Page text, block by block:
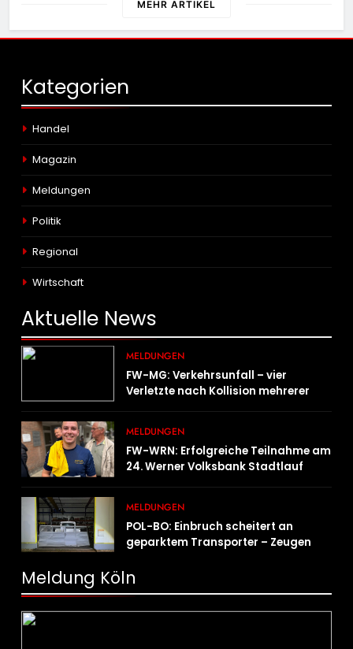
MEHR ARTIKEL
Kategorien
Handel
Magazin
Meldungen
Politik
Regional
Wirtschaft
Aktuelle News
MELDUNGEN
FW-MG: Verkehrsunfall – vier
Verletzte nach Kollision mehrerer
MELDUNGEN
FW-WRN: Erfolgreiche Teilnahme am
24. Werner Volksbank Stadtlauf
MELDUNGEN
POL-BO: Einbruch scheitert an
geparktem Transporter – Zeugen
Meldung Köln